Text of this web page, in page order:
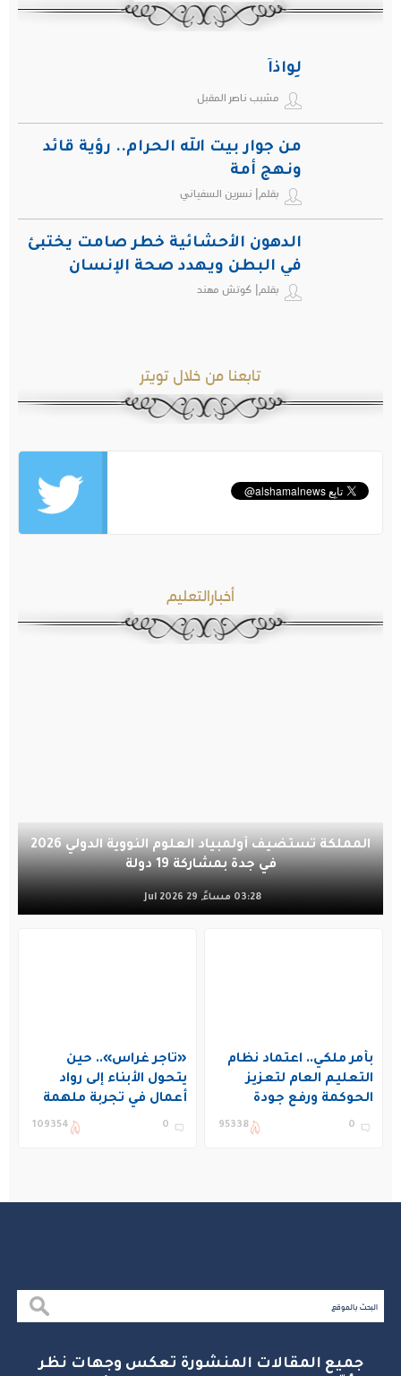
لِواذاً
مشبب ناصر المقبل
من جوار بيت الله الحرام.. رؤية قائد
ونهج أمة
بقلم| نسرين السفياني
الدهون الأحشائية خطر صامت يختبئ
في البطن ويهدد صحة الإنسان
بقلم| كوتش مهند
تابعنا من خلال تويتر
أخبارالتعليم
المملكة تستضيف أولمبياد العلوم النووية الدولي 2026
في جدة بمشاركة 19 دولة
03:28 مساءً, 29 Jul 2026
بأمر ملكي.. اعتماد نظام
التعليم العام لتعزيز
الحوكمة ورفع جودة
التعليم في المملكة
0
95338
«تاجر غراس».. حين
يتحول الأبناء إلى رواد
أعمال في تجربة ملهمة
بنادي غراس الصيفي
0
109354
جميع المقالات المنشورة تعكس وجهات نظر